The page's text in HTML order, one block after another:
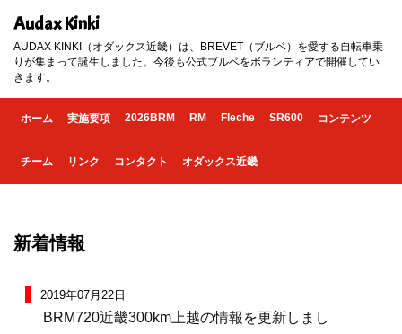
Audax Kinki
AUDAX KINKI（オダックス近畿）は、BREVET（ブルベ）を愛する自転車乗
りが集まって誕生しました。今後も公式ブルベをボランティアで開催してい
きます。
ホーム 実施要項 2026BRM RM Fleche SR600 コンテンツ
チーム リンク コンタクト オダックス近畿
新着情報
2019年07月22日
BRM720近畿300km上越の情報を更新しまし